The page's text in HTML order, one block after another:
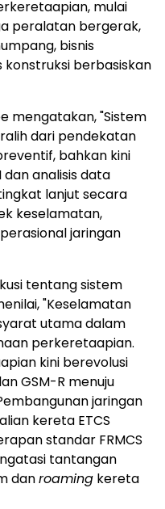
mulai
peralatan bergerak,
bisnis
konstruksi berbasiskan
mengatakan, "Sistem
dari pendekatan
bahkan kini
analisis data
lanjut secara
keselamatan,
jaringan
tentang sistem
"Keselamatan
utama dalam
perkeretaapian.
kini berevolusi
GSM-R menuju
jaringan
kereta ETCS
standar FRMCS
tantangan
danroaming kereta